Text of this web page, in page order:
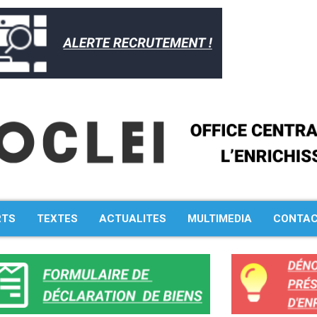
TEXTES ACTUALITES MULTIMEDIA